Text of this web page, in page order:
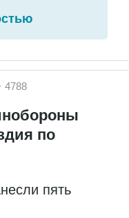
4788
по
пять